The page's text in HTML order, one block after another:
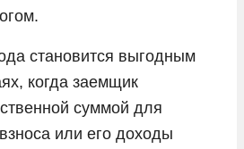
становится выгодным
когда заемщик
суммой для
или его доходы